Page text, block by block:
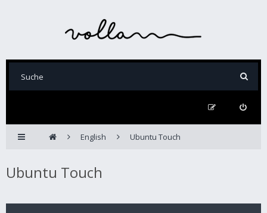
English Ubuntu Touch
Ubuntu Touch